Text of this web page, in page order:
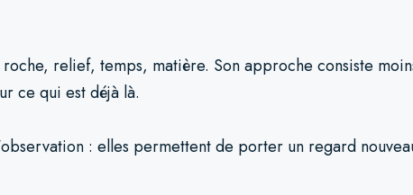
roche, relief, temps, matière. Son approche consiste
ce qui est déjà là.
: elles permettent de porter un regard